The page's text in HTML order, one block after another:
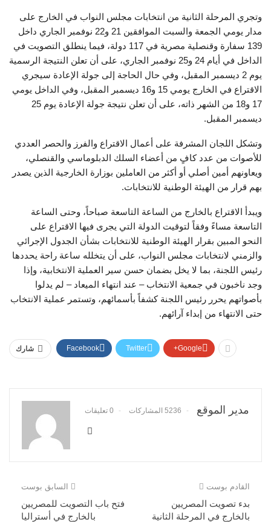
وتجري المرحلة الثانية من انتخابات مجلس النواب في الخارج على
مدار يومي الجمعة والسبت الموافقين 21 و22 نوفمبر الجاري داخل
139 سفارة وقنصلية مصرية في 117 دولة، فيما ينطلق التصويت في
الداخل في أيام 24 و25 نوفمبر الجاري، على أن تعلن النتيجة الرسمية
يوم 2 ديسمبر المقبل، وفي حال الحاجة إلى جولة الإعادة سيجري
الاقتراع في الخارج يومي 15 و16 ديسمبر المقبل، وفي الداخل يومي
17 و18 من الشهر ذاته، على أن تعلن نتيجة جولة الإعادة يوم 25
ديسمبر المقبل.
وتشكل اللجان المشرفة على أعمال الاقتراع والفرز والحصر العددي
للأصوات من عدد كافٍ من أعضاء السلك الدبلوماسي والقنصلي،
ويعاونهم أمين أصلي أو أكثر من العاملين بوزارة الخارجية الذين يصدر
بهم قرار من الهيئة الوطنية للانتخابات.
ويبدأ الاقتراع بالخارج من الساعة التاسعة صباحاً، وحتى الساعة
التاسعة مساءً وفقاً لتوقيت الدولة التي يجرى فيها الاقتراع على
النحو المبين بقرار الهيئة الوطنية للانتخابات بشأن الجدول الإجرائي
والزمني لانتخابات مجلس النواب، على أن يتخلله ساعة راحة يحددها
رئيس اللجنة، بما لا يخل بضمان حسن سير العملية الانتخابية، وإذا
وجد ناخبون في جمعية الانتخاب – عند انتهاء الميعاد – لم يدلوا
بأصواتهم يحرر رئيس اللجنة كشفاً بأسمائهم، وتستمر عملية الانتخاب
حتى الانتهاء من إبداء آرائهم.
شارك Facebook Twitter Google+
مدير الموقع 5236 المشاركات 0 تعليقات
السابق بوست
فتح باب التصويت للمصريين
بالخارج في أستراليا
القادم بوست
بدء تصويت المصريين
بالخارج في المرحلة الثانية